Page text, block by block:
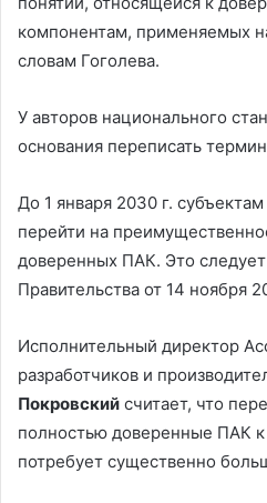
компонентам, применяемых
словам Гоголева.
У авторов национального
основания переписать
До 1 января 2030 г.
перейти на
доверенных ПАК. Это
Правительства от 14 ноября
Исполнительный директор
разработчиков и
Покровский считает, что
полностью доверенные ПАК
потребует существенно